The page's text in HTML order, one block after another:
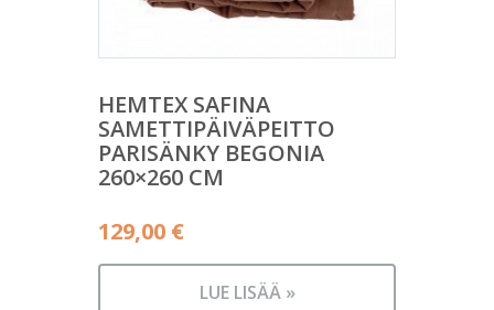
HEMTEX SAFINA
SAMETTIPÄIVÄPEITTO
PARISÄNKY BEGONIA
260×260 CM
129,00 €
LUE LISÄÄ »